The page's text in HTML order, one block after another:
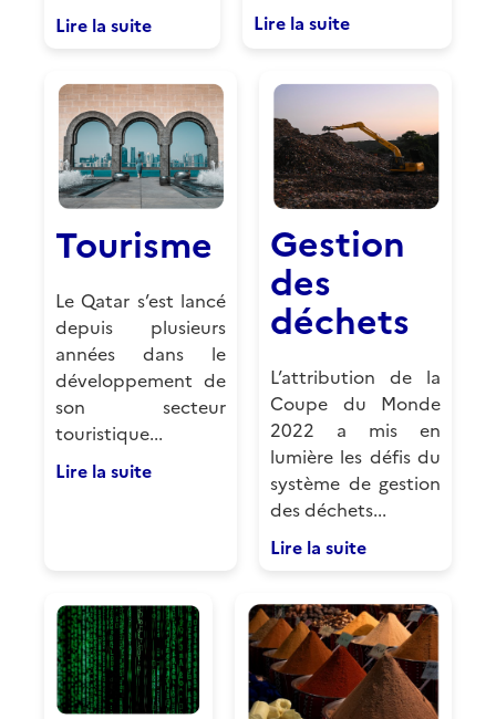
Lire la suite
Lire la suite
Tourisme
Le Qatar s’est lancé
depuis plusieurs
années dans le
développement de
son secteur
touristique...
Lire la suite
Gestion
des
déchets
L’attribution de la
Coupe du Monde
2022 a mis en
lumière les défis du
système de gestion
des déchets...
Lire la suite